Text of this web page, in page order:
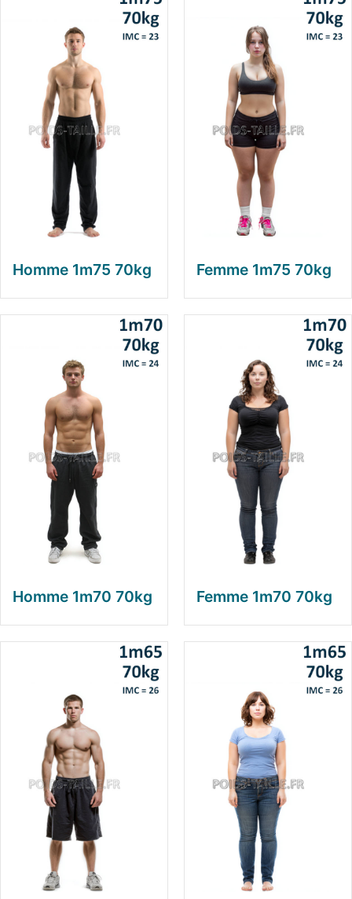
Homme 1m75 70kg Femme 1m75 70kg
Homme 1m70 70kg Femme 1m70 70kg